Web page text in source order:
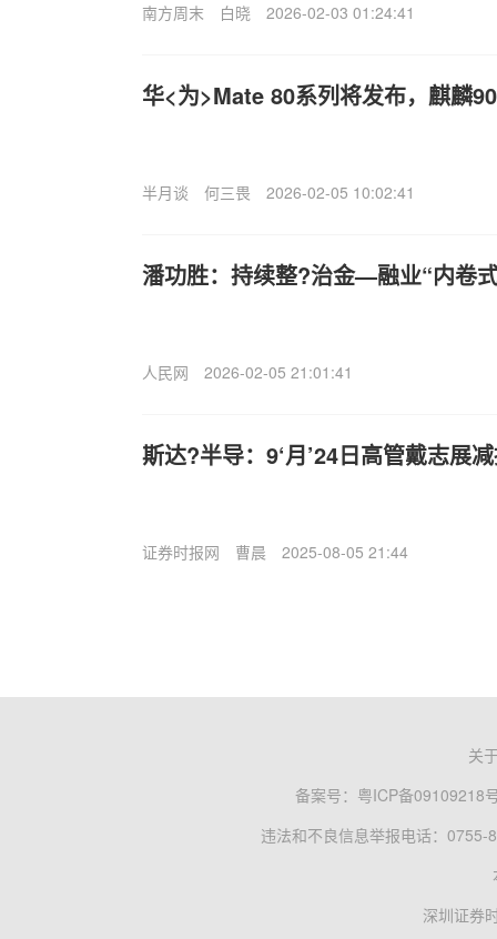
南方周末 白晓 2026-02-03 01:24:41
华<为>Mate 80系列将发布，麒麟
半月谈 何三畏 2026-02-05 10:02:41
潘功胜：持续整?治金—融业“内卷
人民网 2026-02-05 21:01:41
斯达?半导：9‘月’24日高管戴志展
证券时报网 曹晨 2025-08-05 21:44
关
备案号： 粤ICP备09109218
违法和不良信息举报电话：0755-
深圳证券